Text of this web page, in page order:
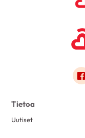
Tietoa
Uutiset